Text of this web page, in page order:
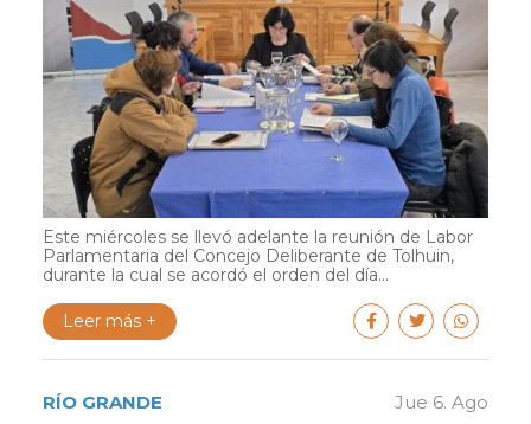
Este miércoles se llevó adelante la reunión de Labor
Parlamentaria del Concejo Deliberante de Tolhuin,
durante la cual se acordó el orden del día...
Leer más +
RÍO GRANDE Jue 6. Ago